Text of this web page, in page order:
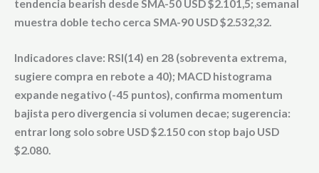
tendencia bearish desde SMA-50 USD $2.101,5; semanal
muestra doble techo cerca SMA-90 USD $2.532,32.
Indicadores clave: RSI(14) en 28 (sobreventa extrema,
sugiere compra en rebote a 40); MACD histograma
expande negativo (-45 puntos), confirma momentum
bajista pero divergencia si volumen decae; sugerencia:
entrar long solo sobre USD $2.150 con stop bajo USD
$2.080.